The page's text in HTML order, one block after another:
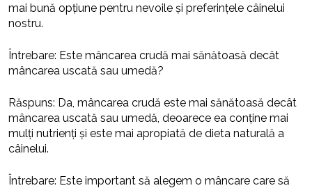
mai bună opțiune pentru nevoile și preferințele câinelui
nostru.
Întrebare: Este mâncarea crudă mai sănătoasă decât
mâncarea uscată sau umedă?
Răspuns: Da, mâncarea crudă este mai sănătoasă decât
mâncarea uscată sau umedă, deoarece ea conține mai
mulți nutrienți și este mai apropiată de dieta naturală a
câinelui.
Întrebare: Este important să alegem o mâncare care să